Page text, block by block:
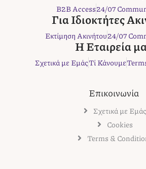
o
o
k
e
r
g
r
a
m
r
e
s
t
B2B Access24/07
Για Ιδιοκτήτες
Εκτίμηση Ακινήτου24/07
Η Εταιρεία
Σχετικά με ΕμάςΤί Κάνουμε
Επικοινωνία
Σχετικά με Εμάς
Cookies
Terms &